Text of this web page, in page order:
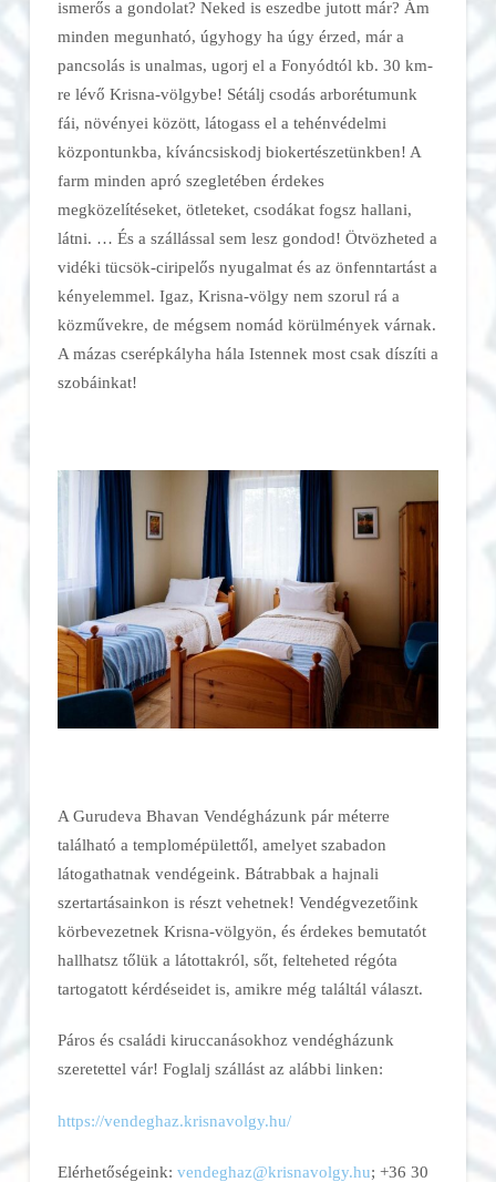
ismerős a gondolat? Neked is eszedbe jutott már? Ám
minden megunható, úgyhogy ha úgy érzed, már a
pancsolás is unalmas, ugorj el a Fonyódtól kb. 30 km-
re lévő Krisna-völgybe! Sétálj csodás arborétumunk
fái, növényei között, látogass el a tehénvédelmi
központunkba, kíváncsiskodj biokertészetünkben! A
farm minden apró szegletében érdekes
megközelítéseket, ötleteket, csodákat fogsz hallani,
látni. … És a szállással sem lesz gondod! Ötvözheted a
vidéki tücsök-ciripelős nyugalmat és az önfenntartást a
kényelemmel. Igaz, Krisna-völgy nem szorul rá a
közművekre, de mégsem nomád körülmények várnak.
A mázas cserépkályha hála Istennek most csak díszíti a
szobáinkat!
A Gurudeva Bhavan Vendégházunk pár méterre
található a templomépülettől, amelyet szabadon
látogathatnak vendégeink. Bátrabbak a hajnali
szertartásainkon is részt vehetnek! Vendégvezetőink
körbevezetnek Krisna-völgyön, és érdekes bemutatót
hallhatsz tőlük a látottakról, sőt, felteheted régóta
tartogatott kérdéseidet is, amikre még találtál választ.
Páros és családi kiruccanásokhoz vendégházunk
szeretettel vár! Foglalj szállást az alábbi linken:
https://vendeghaz.krisnavolgy.hu/
Elérhetőségeink: vendeghaz@krisnavolgy.hu; +36 30